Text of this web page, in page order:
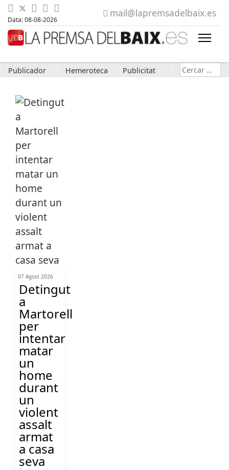
Data: 08-08-2026
mail@lapremsadelbaix.es
Publicador Hemeroteca Publicitat Cerca
07 Agost 2026
Detingut
a
Martorell
per
intentar
matar
un
home
durant
un
violent
assalt
armat
a casa
seva